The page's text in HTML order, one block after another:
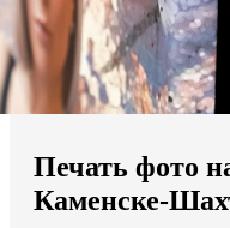
Мы доставляем по всему
Продолжить без города
Печать фото
Каменске-